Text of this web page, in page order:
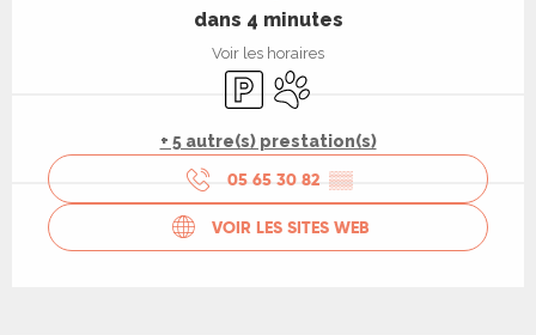
dans 4 minutes
Voir les horaires
ParkingAnimaux acceptés
+ 5 autre(s) prestation(s)
05 65 30 82 ▒▒
VOIR LES SITES WEB